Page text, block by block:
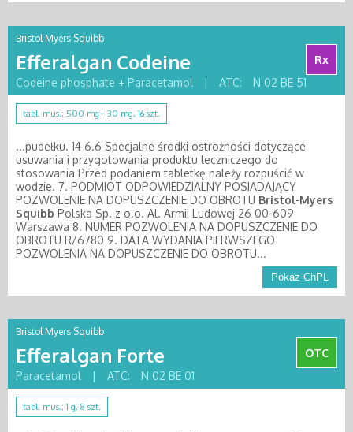
Bristol Myers Squibb
Efferalgan Codeine
Rx
Codeine phosphate + Paracetamol
| ATC: N 02 BE 51
tabl. mus.; 500 mg+ 30 mg, 16 szt.
...pudełku. 14 6.6 Specjalne środki ostrożności dotyczące
usuwania i przygotowania produktu leczniczego do
stosowania Przed podaniem tabletkę należy rozpuścić w
wodzie. 7. PODMIOT ODPOWIEDZIALNY POSIADAJĄCY
POZWOLENIE NA DOPUSZCZENIE DO OBROTU Bristol-Myers
Squibb Polska Sp. z o.o. Al. Armii Ludowej 26 00-609
Warszawa 8. NUMER POZWOLENIA NA DOPUSZCZENIE DO
OBROTU R/6780 9. DATA WYDANIA PIERWSZEGO
POZWOLENIA NA DOPUSZCZENIE DO OBROTU...
Pokaż ChPL
Bristol Myers Squibb
Efferalgan Forte
OTC
Paracetamol
| ATC: N 02 BE 01
tabl. mus.; 1 g, 8 szt.